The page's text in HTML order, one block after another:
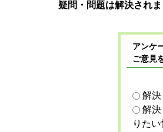
疑問・問題は解決され
アンケ
ご意見
解
解
りた